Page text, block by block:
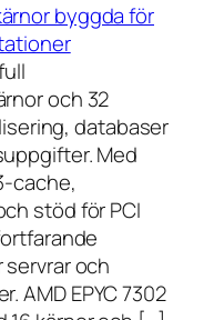
byggda för
och 32
databaser
Med
cache,
stöd för PCI
och
AMD EPYC 7302